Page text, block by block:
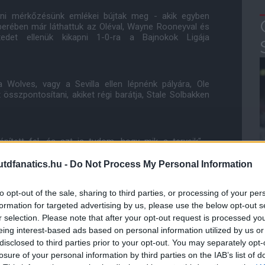
- Do Not Process My Personal Information
opt-out of the sale, sharing to third parties, or processing of your
for targeted advertising by us, please use the below opt-out
selection. Please note that after your opt-out request is processed
interest-based ads based on personal information utilized by us
to third parties prior to your opt-out. You may separately
of your personal information by third parties on the IAB’s list of
mérkőzésünk emlékei bújtak meg - akik egyben
már láthattuk az Oléval, Wayne Rooneyval és
ellenük kikapni 1-0-ra a Bajnokok Ligája
vagy a Sevilla ellen lépnénk pályára, Ole
akiket régi barátja, Stale Solbakken
fel, és azt is tudom, hogy mik a terveik" -
már ellenük, mikor a Moldét irányítottam. Hosszú
történelme van az európai kupasorozatok
rendelkezik. Fiatal támadókkal
tapasztalt játékosaik vannak a középpályán és
a csapatmunka, és az a rendezettség, ami Stale